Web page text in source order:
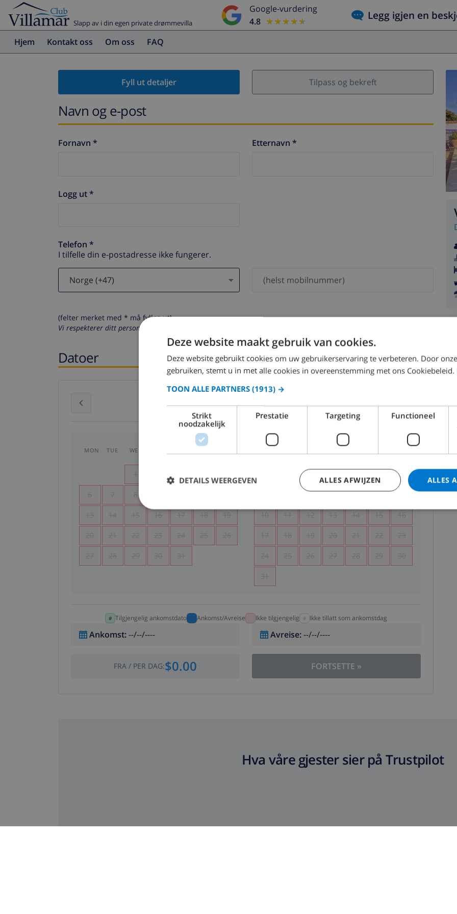
Slapp av i din egen private drømmevilla
Google-vurdering
4.8
★★★★★
★★★★★ Legg igjen en
Hjem Kontakt oss Om oss FAQ
Fyll ut detaljer Tilpass og bekreft
Navn og e-post
Fornavn * Etternavn *
Logg ut *
Telefon *
I tilfelle din e-postadresse ikke fungerer.
(felter merket med * må fylles ut)
Vi respekterer ditt personvern. Dine personalia vil aldri bli delt med andre.
Datoer
July 2026 August 2026
MON TUE WED
1
6 7 8
13 14 15 16 17 18 19
20 21 22 23 24 25 26
27 28 29 30 31
2
5 6 7 8
10 11 12 13 14 15 16
17 18 19 20 21 22 23
24 25 26 27 28 29 30
31
Tilgjengelig ankomstdato Ankomst/Avreise Ikke tilgjengelig Ikke tillatt som ankomstdag
Ankomst:--/--/---- Avreise:--/--/----
FRA / PER DAG:$0.00 FORTSETTE »
Hva våre gjester sier på Trustpilot
Deze website maakt gebruik van cookies.
Deze website gebruikt cookies om uw gebruikerservaring te verbeteren. Door
gebruiken, stemt u in met alle cookies in overeenstemming met ons Cookiebeleid.
TOON ALLE PARTNERS (1913) →
Strikt
noodzakelijk
Prestatie Targeting Functioneel
ALLES
ALLES AFWIJZEN
DETAILS WEERGEVEN